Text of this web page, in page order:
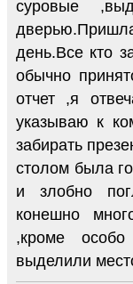
суровые
день.Все кто
обычно
отчет ,я
указываю к
забирать
столом была
и злобно
конешно
,кроме
выделили